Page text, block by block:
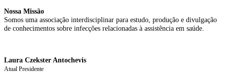
Nossa Missão
Somos uma associação interdisciplinar para estudo, produção e divulgação
de conhecimentos sobre infecções relacionadas à assistência em saúde.
Laura Czekster Antochevis
Atual Presidente